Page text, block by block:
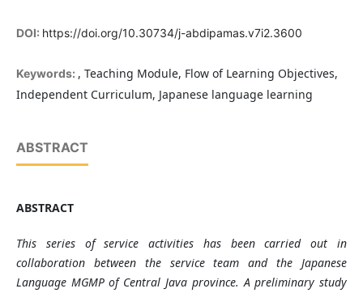
DOI: https://doi.org/10.30734/j-abdipamas.v7i2.3600
Keywords: , Teaching Module, Flow of Learning Objectives,
Independent Curriculum, Japanese language learning
ABSTRACT
ABSTRACT
This series of service activities has been carried out in
collaboration between the service team and the Japanese
Language MGMP of Central Java province. A preliminary study